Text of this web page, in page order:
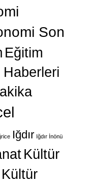
Son
Eğitim
Haberleri
Iğdır Iğdır İnönü
Kültür
Kültür